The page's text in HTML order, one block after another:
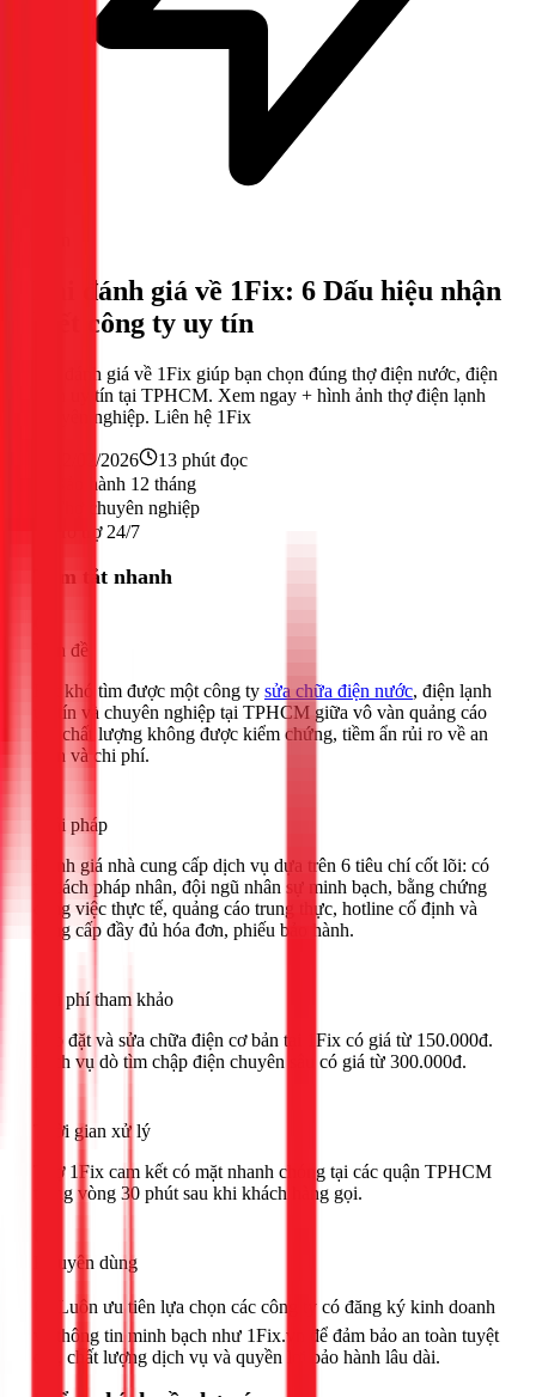
Bài đánh giá về 1Fix: 6 Dấu hiệu nhận
biết công ty uy tín
Bài đánh giá về 1Fix giúp bạn chọn đúng thợ điện nước, điện
lạnh uy tín tại TPHCM. Xem ngay + hình ảnh thợ điện lạnh
chuyên nghiệp. Liên hệ 1Fix
22/02/2026 13 phút đọc
Bảo hành 12 tháng
Thợ chuyên nghiệp
Hỗ trợ 24/7
Tóm tắt nhanh
Vấn đề
Rất khó tìm được một công ty sửa chữa điện nước, điện lạnh
uy tín và chuyên nghiệp tại TPHCM giữa vô vàn quảng cáo
với chất lượng không được kiểm chứng, tiềm ẩn rủi ro về an
toàn và chi phí.
Giải pháp
Đánh giá nhà cung cấp dịch vụ dựa trên 6 tiêu chí cốt lõi: có
tư cách pháp nhân, đội ngũ nhân sự minh bạch, bằng chứng
công việc thực tế, quảng cáo trung thực, hotline cố định và
cung cấp đầy đủ hóa đơn, phiếu bảo hành.
Chi phí tham khảo
Lắp đặt và sửa chữa điện cơ bản tại 1Fix có giá từ 150.000đ.
Dịch vụ dò tìm chập điện chuyên sâu có giá từ 300.000đ.
Thời gian xử lý
Thợ 1Fix cam kết có mặt nhanh chóng tại các quận TPHCM
trong vòng 30 phút sau khi khách hàng gọi.
Khuyên dùng
🟢 Luôn ưu tiên lựa chọn các công ty có đăng ký kinh doanh
và thông tin minh bạch như 1Fix.vn để đảm bảo an toàn tuyệt
đối, chất lượng dịch vụ và quyền lợi bảo hành lâu dài.